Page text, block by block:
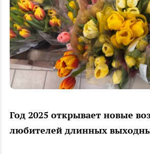
Год 2025 открывает новые
любителей длинных